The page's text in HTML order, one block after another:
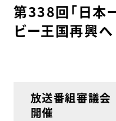
第338回「日本
ビー王国再興へ
放送番組審議
開催